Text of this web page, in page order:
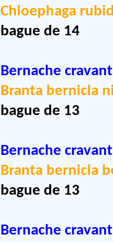
Chloephaga
bague de 14
Bernache
Branta bernicla
bague de 13
Bernache
Branta bernicla
bague de 13
Bernache